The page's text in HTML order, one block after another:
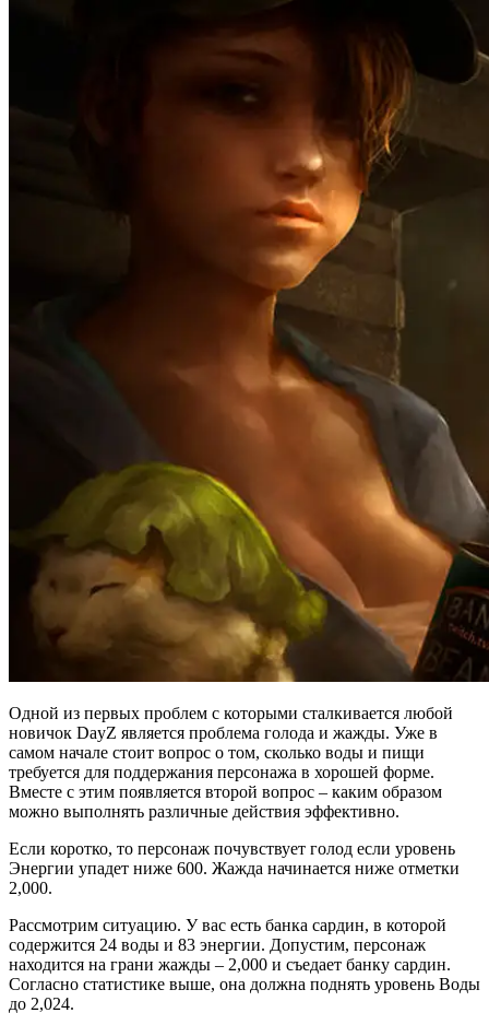
Одной из первых проблем с которыми сталкивается любой
новичок DayZ является проблема голода и жажды. Уже в
самом начале стоит вопрос о том, сколько воды и пищи
требуется для поддержания персонажа в хорошей форме.
Вместе с этим появляется второй вопрос – каким образом
можно выполнять различные действия эффективно.
Если коротко, то персонаж почувствует голод если уровень
Энергии упадет ниже 600. Жажда начинается ниже отметки
2,000.
Рассмотрим ситуацию. У вас есть банка сардин, в которой
содержится 24 воды и 83 энергии. Допустим, персонаж
находится на грани жажды – 2,000 и съедает банку сардин.
Согласно статистике выше, она должна поднять уровень Воды
до 2,024.